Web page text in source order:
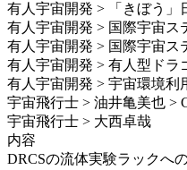
有人宇宙開発 > 「きぼう」
有人宇宙開発 > 国際宇宙ス
有人宇宙開発 > 国際宇宙ス
有人宇宙開発 > 有人型ドラ
有人宇宙開発 > 宇宙環境利
宇宙飛行士 > 油井亀美也 >
宇宙飛行士 > 大西卓哉
内容
DRCSの流体実験ラックへ